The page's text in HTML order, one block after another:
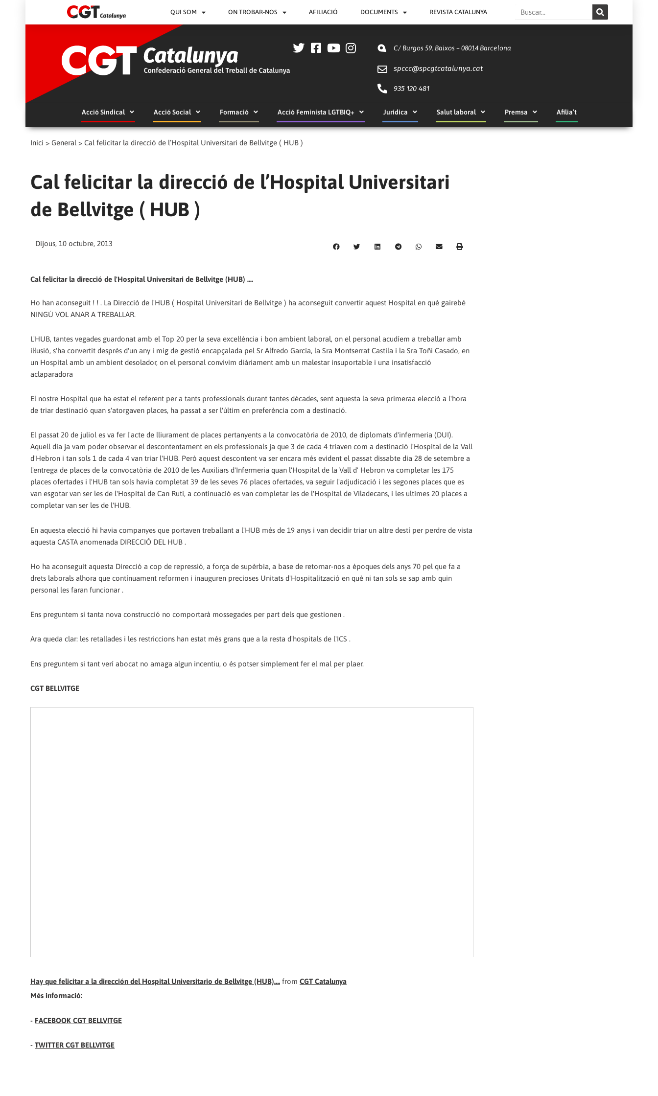
QUI SOM ON TROBAR-NOS AFILIACIÓ DOCUMENTS REVISTA CATALUNYA Search
C/ Burgos 59, Baixos – 08014 Barcelona
spccc@spcgtcatalunya.cat
935 120 481
Acció Sindical Acció Social Formació Acció Feminista LGTBIQ+ Jurídica Salut laboral Premsa Afilia’t
Inici > General > Cal felicitar la direcció de l’Hospital Universitari de Bellvitge ( HUB )
Cal felicitar la direcció de l’Hospital Universitari
de Bellvitge ( HUB )
Dijous, 10 octubre, 2013
Cal felicitar la direcció de l'Hospital Universitari de Bellvitge (HUB) ....
Ho han aconseguit ! ! . La Direcció de l'HUB ( Hospital Universitari de Bellvitge ) ha aconseguit convertir aquest Hospital en què gairebé
NINGÚ VOL ANAR A TREBALLAR.
L'HUB, tantes vegades guardonat amb el Top 20 per la seva excel·lència i bon ambient laboral, on el personal acudíem a treballar amb
il·lusió, s'ha convertit després d'un any i mig de gestió encapçalada pel Sr Alfredo García, la Sra Montserrat Castila i la Sra Toñi Casado, en
un Hospital amb un ambient desolador, on el personal convivim diàriament amb un malestar insuportable i una insatisfacció
aclaparadora
El nostre Hospital que ha estat el referent per a tants professionals durant tantes dècades, sent aquesta la seva primeraa elecció a l'hora
de triar destinació quan s'atorgaven places, ha passat a ser l'últim en preferència com a destinació.
El passat 20 de juliol es va fer l'acte de lliurament de places pertanyents a la convocatòria de 2010, de diplomats d'infermeria (DUI).
Aquell dia ja vam poder observar el descontentament en els professionals ja que 3 de cada 4 triaven com a destinació l'Hospital de la Vall
d'Hebron i tan sols 1 de cada 4 van triar l'HUB. Però aquest descontent va ser encara més evident el passat dissabte dia 28 de setembre a
l'entrega de places de la convocatòria de 2010 de les Auxiliars d'Infermeria quan l'Hospital de la Vall d' Hebron va completar les 175
places ofertades i l'HUB tan sols havia completat 39 de les seves 76 places ofertades, va seguir l'adjudicació i les segones places que es
van esgotar van ser les de l'Hospital de Can Ruti, a continuació es van completar les de l'Hospital de Viladecans, i les ultimes 20 places a
completar van ser les de l'HUB.
En aquesta elecció hi havia companyes que portaven treballant a l'HUB més de 19 anys i van decidir triar un altre destí per perdre de vista
aquesta CASTA anomenada DIRECCIÓ DEL HUB .
Ho ha aconseguit aquesta Direcció a cop de repressió, a força de supèrbia, a base de retornar-nos a èpoques dels anys 70 pel que fa a
drets laborals alhora que contínuament reformen i inauguren precioses Unitats d'Hospitalització en què ni tan sols se sap amb quin
personal les faran funcionar .
Ens preguntem si tanta nova construcció no comportarà mossegades per part dels que gestionen .
Ara queda clar: les retallades i les restriccions han estat més grans que a la resta d'hospitals de l'ICS .
Ens preguntem si tant verí abocat no amaga algun incentiu, o és potser simplement fer el mal per plaer.
CGT BELLVITGE
Hay que felicitar a la dirección del Hospital Universitario de Bellvitge (HUB)…. from CGT Catalunya
Més informació:
- FACEBOOK CGT BELLVITGE
- TWITTER CGT BELLVITGE